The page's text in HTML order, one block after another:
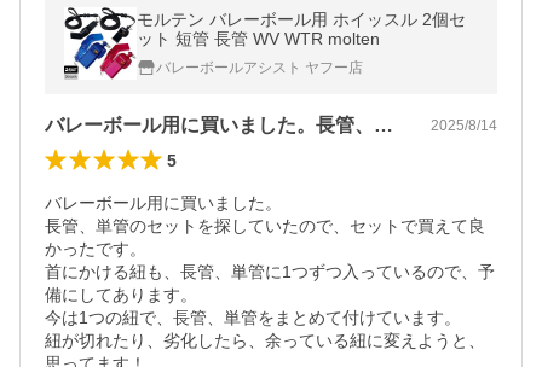
モルテン バレーボール用 ホイッスル 2個セ
ット 短管 長管 WV WTR molten
バレーボールアシスト ヤフー店
バレーボール用に買いました。長管、単管… 2025/8/14
5
バレーボール用に買いました。
長管、単管のセットを探していたので、セットで買えて良
かったです。
首にかける紐も、長管、単管に1つずつ入っているので、予
備にしてあります。
今は1つの紐で、長管、単管をまとめて付けています。
紐が切れたり、劣化したら、余っている紐に変えようと、